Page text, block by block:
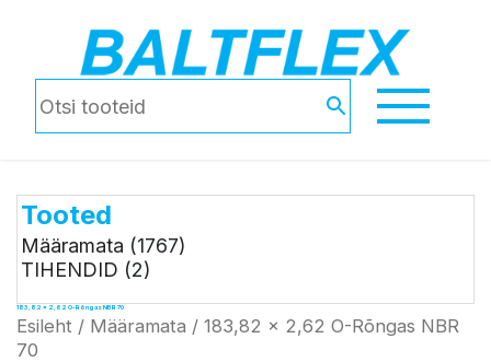
Tooted
Määramata (1767)
TIHENDID (2)
183,82 x 2,62 O-Rõngas NBR 70
Esileht / Määramata / 183,82 x 2,62 O-Rõngas NBR
70